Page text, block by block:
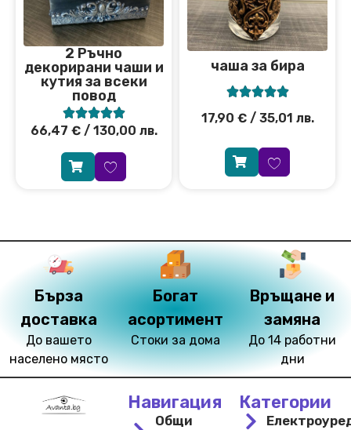
2 Ръчно
декорирани чаши и
кутия за всеки
повод

66,47 €/ 130,00 лв.
чаша за бира

17,90 €/ 35,01 лв.
Бърза
доставка
До вашето
населено място
Богат
асортимент
Стоки за дома
Връщане и
замяна
До 14 работни
дни
Навигация
Общи
Категории